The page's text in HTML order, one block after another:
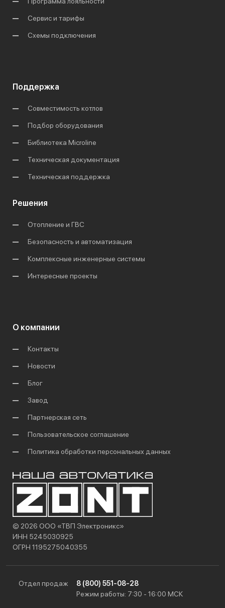
Сервис и тарифы
Схемы подключения
Поддержка
Совместимость котлов
Подбор оборудования
Библиотека Microline
Техническая документация
Техническая поддержка
Решения
Отопление и ГВС
Безопасность и автоматизация
Комплексные инженерные системы
Интересные проекты
О компании
Контакты
Новости
Блог
Завод
Партнерская сеть
Пользовательское соглашение
Политика обработки персональных данных
© 2026 ООО «ТВП Электроникс»
ИНН 5245030925
ОГРН 1195275040355
Отдел продаж
8 (800) 551-08-28
Режим работы: 7:30 - 16:00 МСК